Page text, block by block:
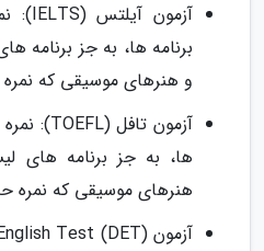
برنامه ها، به جز برنامه
و هنرهای موسیقی که نمره حداقل 7.0 را
ها، به جز برنامه های
هنرهای موسیقی که نمره حداقل 100 را